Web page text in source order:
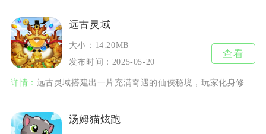
远古灵域
大小：14.20MB
发布时间：2025-05-20
查看
详情： 远古灵域搭建出一片充满奇遇的仙侠秘境，玩家化身修行者闯荡三界，依靠仙灵、法宝不断提升修为。
汤姆猫炫跑